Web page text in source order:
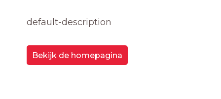
default-description
Bekijk de homepagina